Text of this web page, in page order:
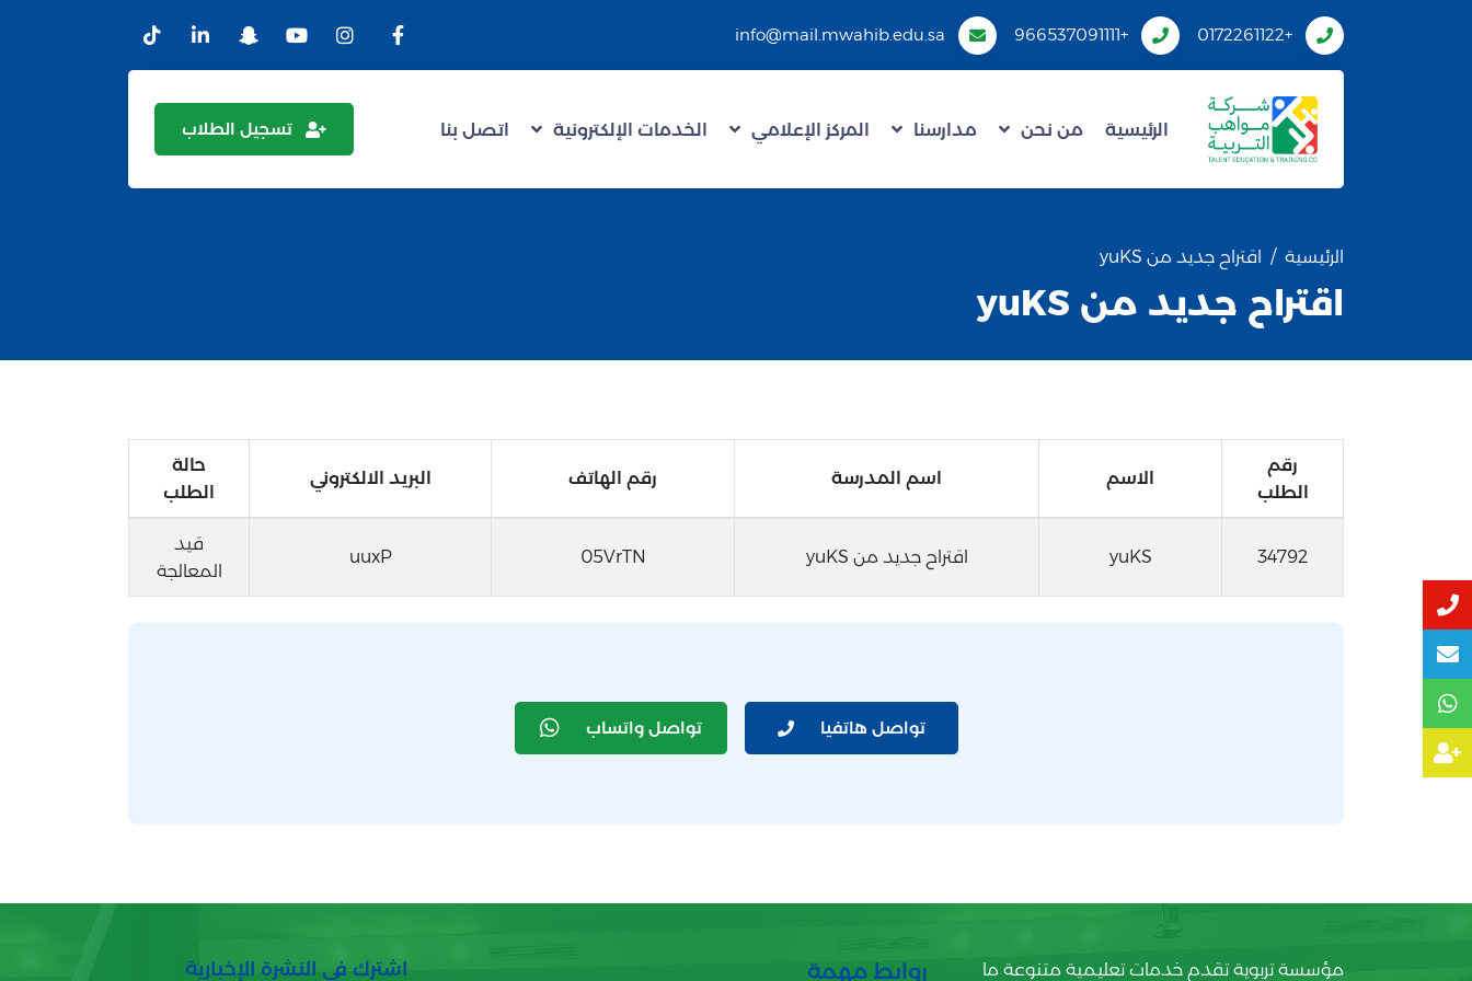
+0172261122
+966537091111
info@mail.mwahib.edu.sa
الرئيسية من نحن مدارسنا المركز الإعلامي الخدمات الإلكترونية اتصل بنا تسجيل الطلاب
الرئيسية اقتراح جديد من yuKS
اقتراح جديد من yuKS
رقم
الطلب
الاسم اسم المدرسة رقم الهاتف البريد الالكتروني
حالة
الطلب
34792
yuKS اقتراح جديد من yuKS 05VrTN
uuxP
قيد
المعالجة
تواصل هاتفيا تواصل واتساب
مؤسسة تربوية تقدم خدمات تعليمية متنوعة ما روابط مهمة اشترك في النشرة الإخبارية